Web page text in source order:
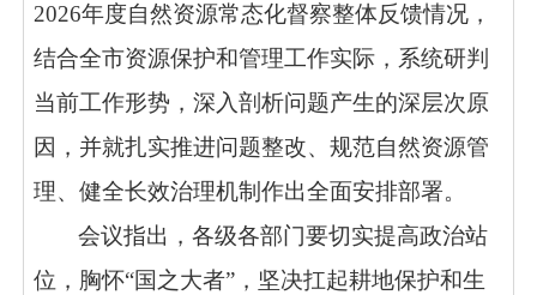
2026年度自然资源常态化督察整体反馈情况，
结合全市资源保护和管理工作实际，系统研判
当前工作形势，深入剖析问题产生的深层次原
因，并就扎实推进问题整改、规范自然资源管
理、健全长效治理机制作出全面安排部署。
会议指出，各级各部门要切实提高政治站
位，胸怀“国之大者”，坚决扛起耕地保护和生